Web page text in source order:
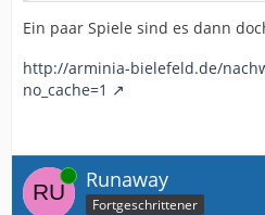
Ein paar Spiele sind es dann
http://arminia-bielefeld.de/
no_cache=1
Online Runaway
Fortgeschrittener